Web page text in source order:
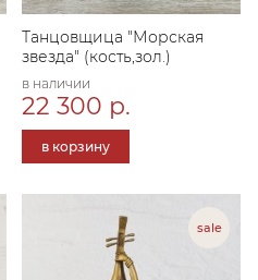
Танцовщица "Морская
звезда" (кость,зол.)
в наличии
22 300 р.
в корзину